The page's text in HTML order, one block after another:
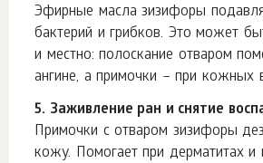
Эфирные масла зизифоры
бактерий и грибков. Это может
и местно: полоскание отваром
ангине, а примочки – при кожных
5. Заживление ран и снятие
Примочки с отваром зизифоры
кожу. Помогает при дерматитах и